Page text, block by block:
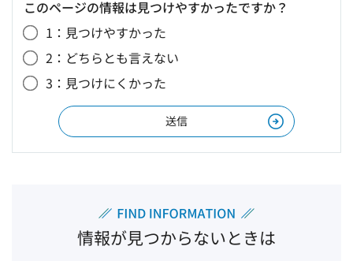
このページの情報は見つけやすかったですか？
1：見つけやすかった
2：どちらとも言えない
3：見つけにくかった
情報が見つからないときは